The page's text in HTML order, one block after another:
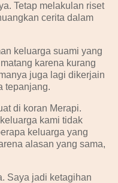
Tetap melakulan riset
cerita dalam
keluarga suami yang
karena kurang
juga lagi dikerjain
tepanjang.
di koran Merapi.
kami tidak
keluarga yang
alasan yang sama,
Saya jadi ketagihan